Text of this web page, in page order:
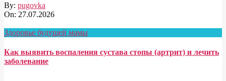
By: pugovka
On: 27.07.2026
Здоровье будущей мамы
Как выявить воспаления сустава стопы (артрит) и лечить
заболевание